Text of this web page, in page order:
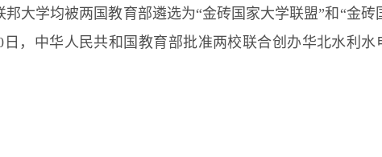
大学均被两国教育部遴选为“金砖国家大学联盟”和“金
，中华人民共和国教育部批准两校联合创办华北水利